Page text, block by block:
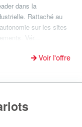
dans la
Rattaché au
sur les sites
Vér...
Voir l'offre